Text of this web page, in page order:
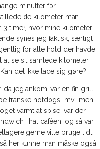
minutter for
de kilometer man
3 timer, hvor mine kilometer
synes jeg faktisk, særligt
for alle hold der havde
at se sit samlede kilometer
det ikke lade sig gøre?
da jeg ankom, var en fin grill
franske hotdogs mv… men
varmt at spise, var der
i hal caféen, og så var
gerne ville bruge lidt
her kunne man måske også